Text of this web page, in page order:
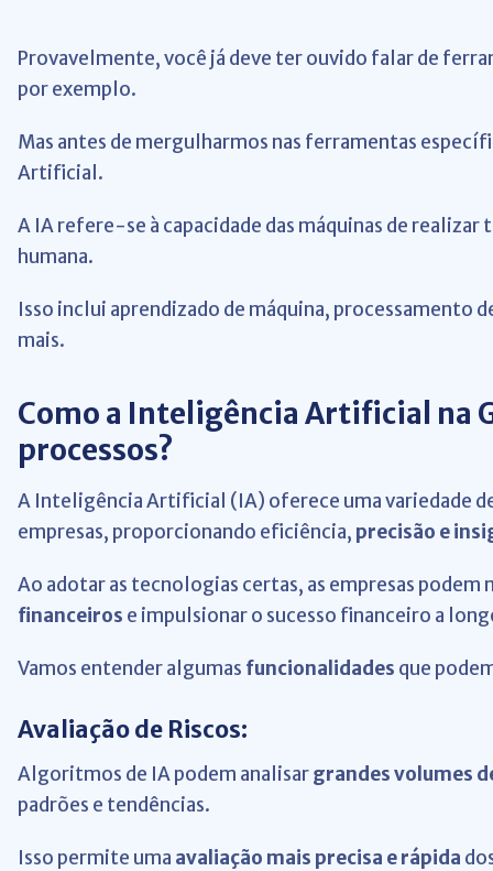
Provavelmente, você já deve ter ouvido falar de
por exemplo.
Mas antes de mergulharmos nas ferramentas
Artificial.
A IA refere-se à capacidade das máquinas de
humana.
Isso inclui aprendizado de máquina, processamento
mais.
Como a Inteligência Artificial na
processos?
A Inteligência Artificial (IA) oferece uma variedade
empresas, proporcionando eficiência, precisão e
Ao adotar as tecnologias certas, as empresas
financeiros e impulsionar o sucesso financeiro a
Vamos entender algumas funcionalidades que
Avaliação de Riscos:
Algoritmos de IA podem analisargrandes volumes
padrões e tendências.
Isso permite uma avaliação mais precisa e rápida